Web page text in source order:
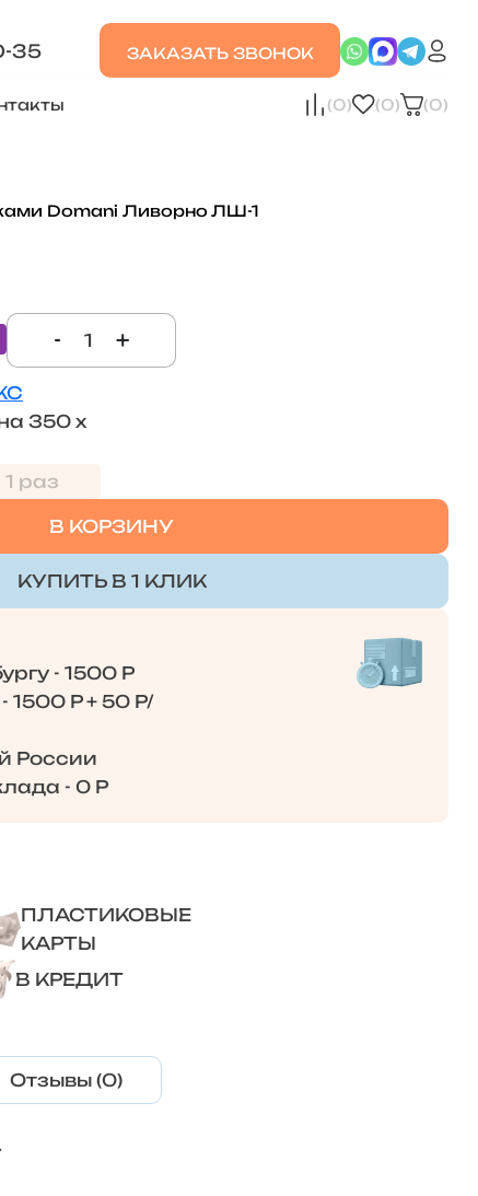
35 ЗАКАЗАТЬ ЗВОНОК
(0) (0) (0)
Domani Ливорно ЛШ-1
- +
350 х
раз
В КОРЗИНУ
КУПИТЬ В 1 КЛИК
- 1500 Р
Р + 50 Р/
России
- 0 Р
ПЛАСТИКОВЫЕ
КАРТЫ
В КРЕДИТ
Отзывы (0)